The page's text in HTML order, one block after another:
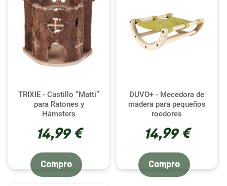
TRIXIE - Castillo “Matti”
para Ratones y
Hámsters
14,99 €
Compro
DUVO+ - Mecedora de
madera para pequeños
roedores
14,99 €
Compro